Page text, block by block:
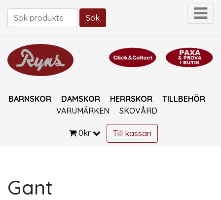
Sök efter:
Sök
BARNSKOR DAMSKOR HERRSKOR
TILLBEHÖR
VARUMÄRKEN
SKOVÅRD
0kr Till kassan
Gant